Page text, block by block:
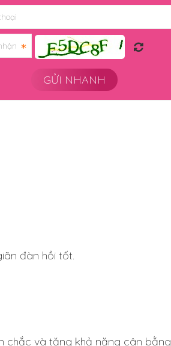
đàn hồi tốt.
chắc và tăng khả năng cân bằng